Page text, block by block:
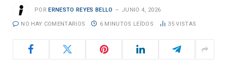
POR ERNESTO REYES BELLO JUNIO 4, 2026
NO HAY COMENTARIOS 6 MINUTOS LEÍDOS 35VISTAS